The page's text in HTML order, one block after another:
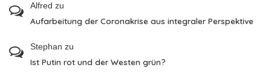
Alfred zu
Aufarbeitung der Coronakrise aus integraler Perspektive
Stephan zu
Ist Putin rot und der Westen grün?